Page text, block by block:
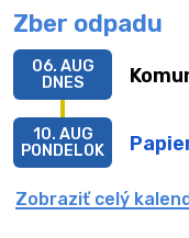
Zber odpadu
06. AUG
DNES
10. AUG
PONDELOK
Zobraziť celý